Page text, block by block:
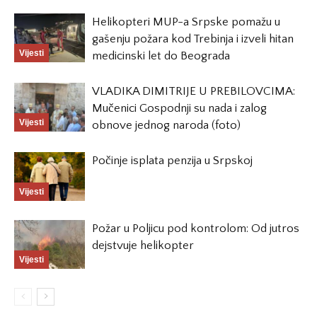
Vijesti
Helikopteri MUP-a Srpske pomažu u
gašenju požara kod Trebinja i izveli hitan
medicinski let do Beograda
Vijesti
VLADIKA DIMITRIJE U PREBILOVCIMA:
Mučenici Gospodnji su nada i zalog
obnove jednog naroda (foto)
Vijesti
Počinje isplata penzija u Srpskoj
Vijesti
Požar u Poljicu pod kontrolom: Od jutros
dejstvuje helikopter